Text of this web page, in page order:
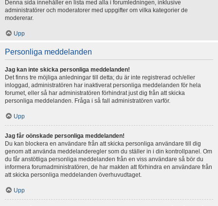
Denna sida innehåller en lista med alla i forumledningen, inklusive
administratörer och moderatorer med uppgifter om vilka kategorier de
modererar.
Upp
Personliga meddelanden
Jag kan inte skicka personliga meddelanden!
Det finns tre möjliga anledningar till detta; du är inte registrerad och/eller
inloggad, administratören har inaktiverat personliga meddelanden för hela
forumet, eller så har administratören förhindrat just dig från att skicka
personliga meddelanden. Fråga i så fall administratören varför.
Upp
Jag får oönskade personliga meddelanden!
Du kan blockera en användare från att skicka personliga användare till dig
genom att använda meddelanderegler som du ställer in i din kontrollpanel. Om
du får anstötliga personliga meddelanden från en viss användare så bör du
informera forumadministratören, de har makten att förhindra en användare från
att skicka personliga meddelanden överhuvudtaget.
Upp